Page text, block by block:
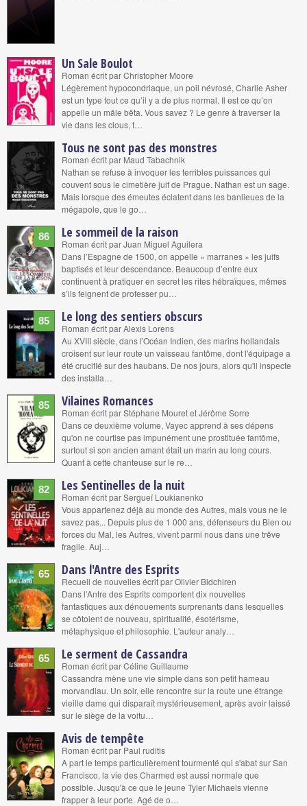
Un Sale Boulot
Roman écrit par Christopher Moore
Légèrement hypocondriaque, un poil névrosé, Charlie Asher
est un type tout ce qu’il y a de plus normal. Il est ce qu’on
appelle un mâle bêta. Vous savez ? Le genre à traverser la
vie dans les clous, t…
Tous ne sont pas des monstres
Roman écrit par Maud Tabachnik
Nathan se refuse à invoquer les terribles puissances qui
couvent sous le cimetière juif de Prague. Nathan est un sage.
Mais lorsque des émeutes éclatent dans les banlieues de la
mégapole, que le go…
86 Le sommeil de la raison
Roman écrit par Juan Miguel Aguilera
Dans l’Espagne de 1500, on appelle « marranes » les juifs
baptisés et leur descendance. Beaucoup d’entre eux
continuent à pratiquer en secret les rites hébraïques, mêmes
s’ils feignent de professer pu…
85 Le long des sentiers obscurs
Roman écrit par Alexis Lorens
Au XVIII siècle, dans l'Océan Indien, des marins hollandais
croisent sur leur route un vaisseau fantôme, dont l'équipage a
été crucifié sur des haubans. De nos jours, alors qu'il inspecte
des installa…
85 Vilaines Romances
Roman écrit par Stéphane Mouret et Jérôme Sorre
Dans ce deuxième volume, Vayec apprend à ses dépens
qu'on ne courtise pas impunément une prostituée fantôme,
surtout si son ancien amant était un marin au long cours.
Quant à cette chanteuse sur le re…
82 Les Sentinelles de la nuit
Roman écrit par Sergueï Loukianenko
Vous appartenez déjà au monde des Autres, mais vous ne le
savez pas... Depuis plus de 1 000 ans, défenseurs du Bien ou
forces du Mal, les Autres, vivent parmi nous dans une trêve
fragile. Auj…
65 Dans l'Antre des Esprits
Recueil de nouvelles écrit par Olivier Bidchiren
Dans l’Antre des Esprits comportent dix nouvelles
fantastiques aux dénouements surprenants dans lesquelles
se côtoient de nouveau, spiritualité, ésotérisme,
métaphysique et philosophie. L'auteur analy…
65 Le serment de Cassandra
Roman écrit par Céline Guillaume
Cassandra mène une vie simple dans son petit hameau
morvandiau. Un soir, elle rencontre sur la route une étrange
vieille dame qui disparaît mystérieusement, après avoir laissé
sur le siège de la voitu…
Avis de tempête
Roman écrit par Paul ruditis
A part le temps particulièrement tourmenté qui s'abat sur San
Francisco, la vie des Charmed est aussi normale que
possible. Jusqu'à ce que le jeune Tyler Michaels vienne
frapper à leur porte. Agé de o…